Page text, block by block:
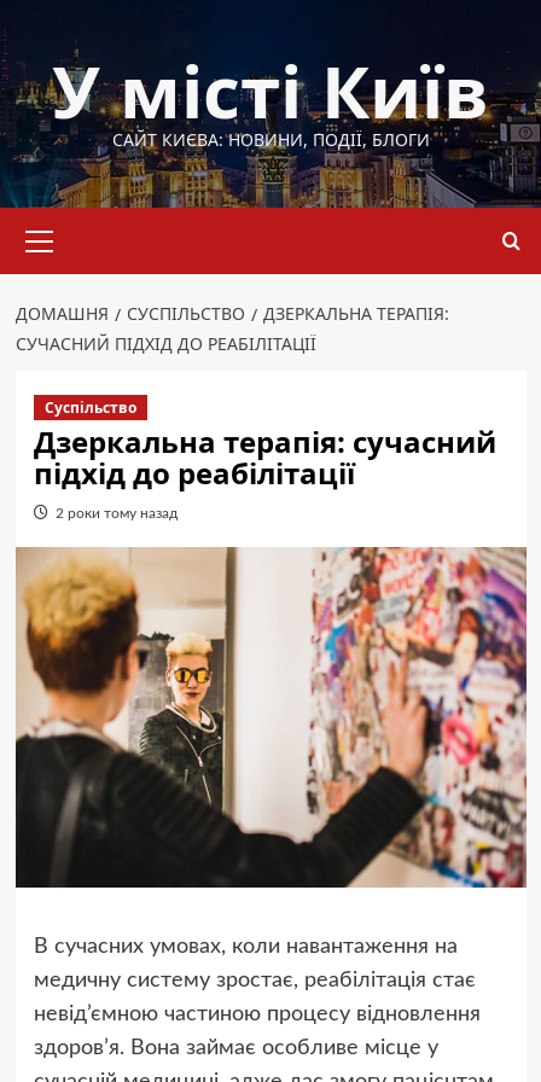
до
вмістуУ місті Київ
САЙТ КИЄВА: НОВИНИ, ПОДІЇ, БЛОГИ
меню
ДОМАШНЯ СУСПІЛЬСТВО
ДЗЕРКАЛЬНА ТЕРАПІЯ:
СУЧАСНИЙ ПІДХІД ДО РЕАБІЛІТАЦІЇ
Суспільство
Дзеркальна терапія: сучасний
підхід до реабілітації
2 роки тому назад
В сучасних умовах, коли навантаження на
медичну систему зростає, реабілітація стає
невід’ємною частиною процесу відновлення
здоров’я. Вона займає особливе місце у